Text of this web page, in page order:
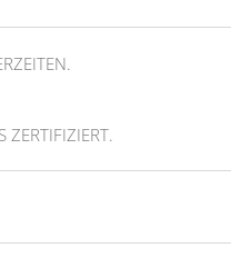
ZERTIFIZIERT.